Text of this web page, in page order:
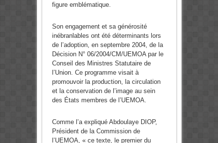
figure emblématique.
Son engagement et sa générosité
inébranlables ont été déterminants lors
de l’adoption, en septembre 2004, de la
Décision N° 06/2004/CM/UEMOA par le
Conseil des Ministres Statutaire de
l’Union. Ce programme visait à
promouvoir la production, la circulation
et la conservation de l’image au sein
des États membres de l’UEMOA.
Comme l’a expliqué Abdoulaye DIOP,
Président de la Commission de
l’UEMOA, « ce texte, le premier du